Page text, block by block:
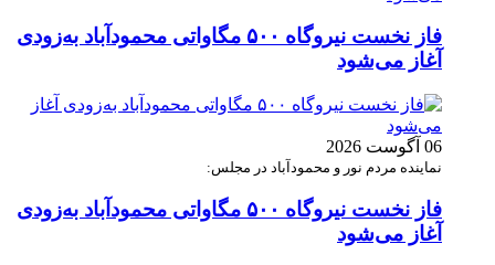
فاز نخست نیروگاه ۵۰۰ مگاواتی محمودآباد به‌زودی
آغاز می‌شود
06 آگوست 2026
نماینده مردم نور و محمودآباد در مجلس:
فاز نخست نیروگاه ۵۰۰ مگاواتی محمودآباد به‌زودی
آغاز می‌شود